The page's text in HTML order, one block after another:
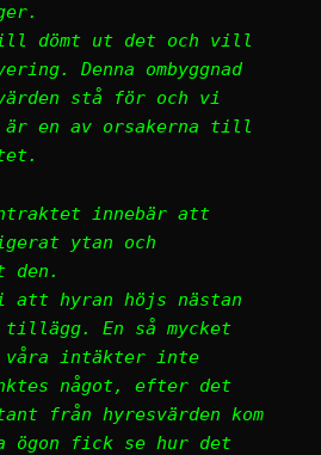
dömt ut det och vill
Denna ombyggnad
stå för och vi
en av orsakerna till
innebär att
ytan och
den.
hyran höjs nästan
En så mycket
våra intäkter inte
något, efter det
från hyresvärden kom
ögon fick se hur det